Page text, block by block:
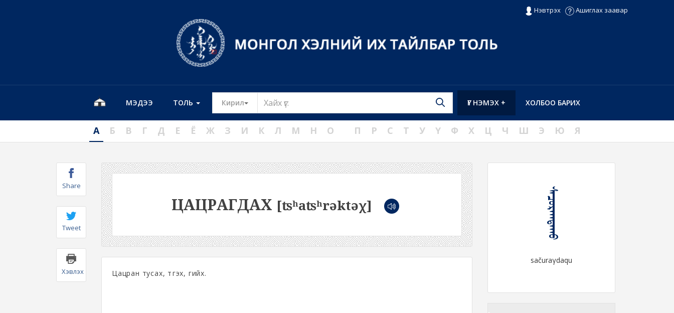
Нэвтрэх Ашиглах заавар
МЭДЭЭ ТОЛЬ Кирил Toggle Dropdown ХОЛБОО БАРИХ
ҮГ НЭМЭХ +
А Б В Г Д Е Ё Ж З И К Л М Н О П Р С Т У Ү Ф Х Ц Ч Ш Э Ю Я
Share
Tweet
Хэвлэх
ЦАЦРАГДАХ [ʦʰaʦʰrəktəχ]
Цацран тусах, түгэх, гийх.
ᠰᠠᠴᠤᠷᠠᠭᠳᠠᠬᠤ
sačuraγdaqu